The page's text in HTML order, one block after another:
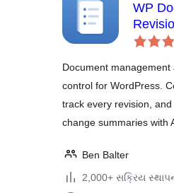
WP
Document management
control for WordPress.
track every revision,
change summaries with
Ben Balter
2,000+ સક્રિય